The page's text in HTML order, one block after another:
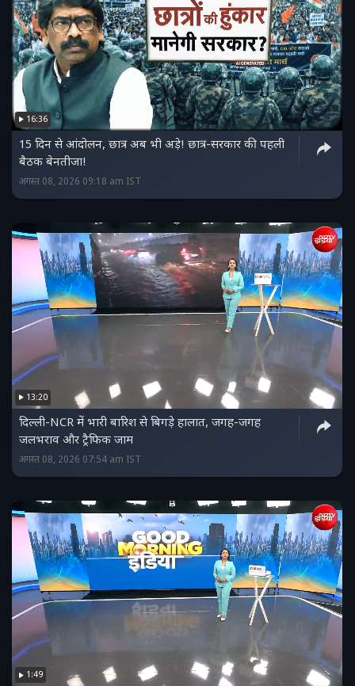
16:36
15 दिन से आंदोलन, छात्र अब भी अड़े! छात्र-सरकार की पहली
बैठक बेनतीजा!
अगस्त 08, 2026 09:18 am IST
13:20
दिल्ली-NCR में भारी बारिश से बिगड़े हालात, जगह-जगह
जलभराव और ट्रैफिक जाम
अगस्त 08, 2026 07:54 am IST
1:49